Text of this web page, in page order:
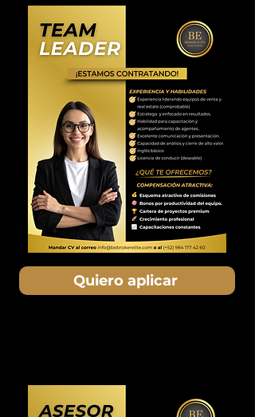
Quiero aplicar